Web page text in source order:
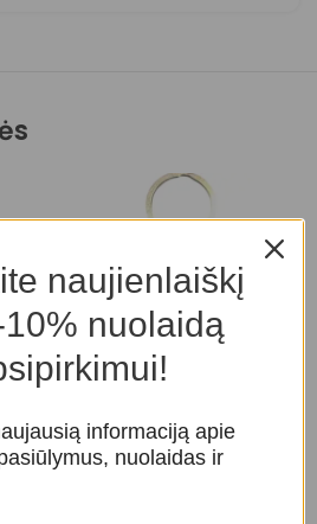
Raktų pakabukas „Budos
akys”
naujienlaiškį
nuolaidą
informaciją apie
nuolaidas ir